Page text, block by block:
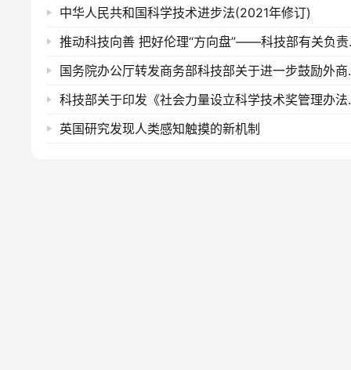
中华人民共和国科学技术进步法(2021年修订)
推动科技
国务院办公厅
科技部关
英国研究发现人类感知触摸的新机制